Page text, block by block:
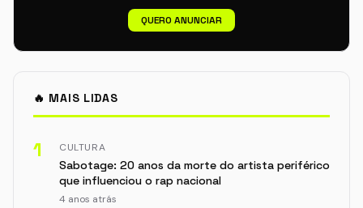
QUERO ANUNCIAR
🔥 MAIS LIDAS
1 CULTURA
Sabotage: 20 anos da morte do artista periférico
que influenciou o rap nacional
4 anos atrás